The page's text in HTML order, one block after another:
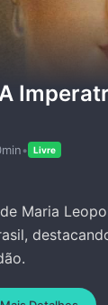
• Livre
Maria